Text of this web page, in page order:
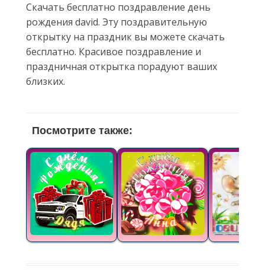
Скачать бесплатно поздравление день
рождения david. Эту поздравительную
открытку на праздник вы можете скачать
бесплатно. Красивое поздравление и
праздничная открытка порадуют ваших
близких.
Посмотрите также: